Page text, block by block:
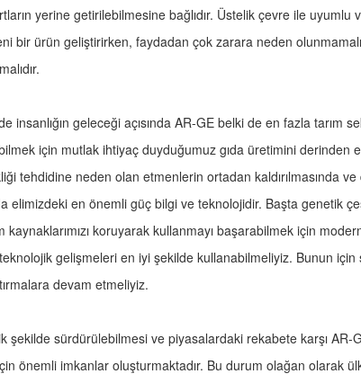
yerine getirilebilmesine bağlıdır. Üstelik çevre ile uyumlu
bir ürün geliştirirken, faydadan çok zarara neden
insanlığın geleceği açısında AR-GE belki de en fazla tarım
için mutlak ihtiyaç duyduğumuz gıda üretimini derinden
tehdidine neden olan etmenlerin ortadan kaldırılmasında
elimizdeki en önemli güç bilgi ve teknolojidir. Başta genetik
koruyarak kullanmayı başarabilmek için
gelişmeleri en iyi şekilde kullanabilmeliyiz. Bunun için
devam etmeliyiz.
şekilde sürdürülebilmesi ve piyasalardaki rekabete karşı AR-
önemli imkanlar oluşturmaktadır. Bu durum olağan olarak